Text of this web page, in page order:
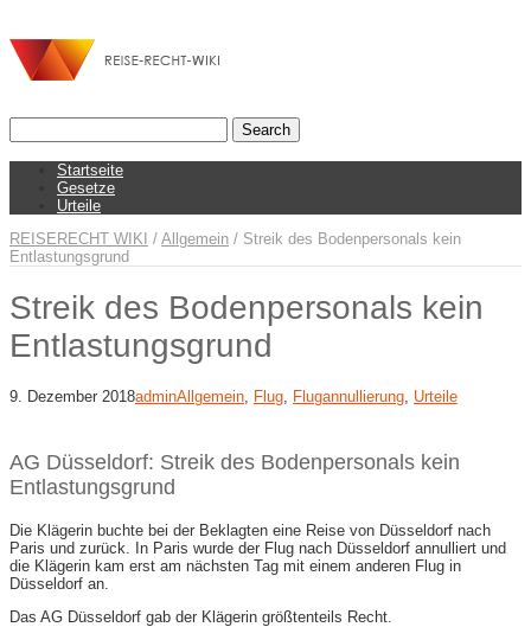
Startseite
Gesetze
Urteile
REISERECHT WIKI / Allgemein / Streik des Bodenpersonals kein
Entlastungsgrund
Streik des Bodenpersonals kein
Entlastungsgrund
9. Dezember 2018adminAllgemein Flug Flugannullierung Urteile
AG Düsseldorf: Streik des Bodenpersonals kein
Entlastungsgrund
Die Klägerin buchte bei der Beklagten eine Reise von Düsseldorf nach
Paris und zurück. In Paris wurde der Flug nach Düsseldorf annulliert und
die Klägerin kam erst am nächsten Tag mit einem anderen Flug in
Düsseldorf an.
Das AG Düsseldorf gab der Klägerin größtenteils Recht.